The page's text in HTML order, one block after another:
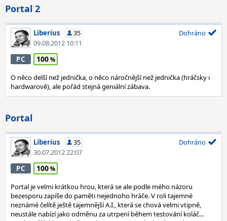
Portal 2
Liberius
35
09.08.2012 10:11
Dohráno
PC 100
O něco delší než jednička, o něco náročnější než jednička (hráčsky i
hardwarově), ale pořád stejná geniální zábava.
Portal
Liberius
35
30.07.2012 22:07
Dohráno
PC 100
Portal je velmi krátkou hrou, která se ale podle mého názoru
bezesporu zapíše do paměti nejednoho hráče. V roli tajemné
neznámé čelítě ještě tajemnější A.I., která se chová velmi vtipně,
neustále nabízí jako odměnu za utrpení během testování koláč...